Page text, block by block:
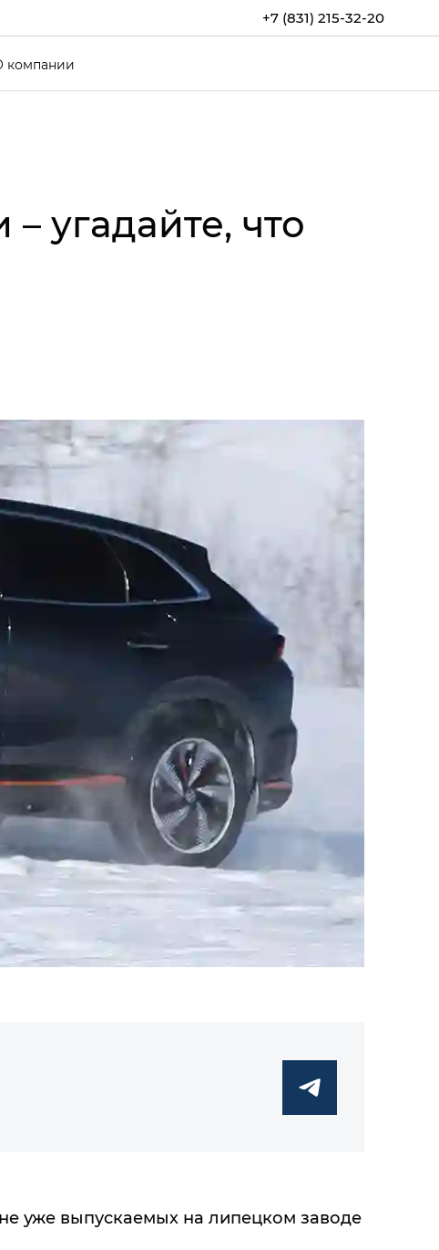
+7 (831) 215-32-20
компании
угадайте, что
уже выпускаемых на липецком заводе